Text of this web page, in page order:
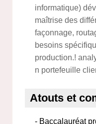
informatique)
maîtrise des
façonnage,
besoins
production.!
n portefeuille
Atouts et
- Baccalauréat